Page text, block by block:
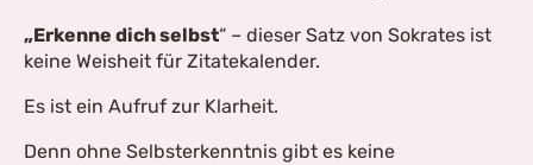
„Erkenne dich selbst“ – dieser Satz von Sokrates ist
keine Weisheit für Zitatekalender.
Es ist ein Aufruf zur Klarheit.
Denn ohne Selbsterkenntnis gibt es keine